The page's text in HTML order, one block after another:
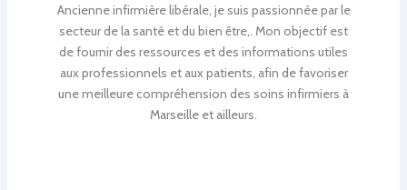
Ancienne infirmière libérale, je suis passionnée par le
secteur de la santé et du bien être,. Mon objectif est
de fournir des ressources et des informations utiles
aux professionnels et aux patients, afin de favoriser
une meilleure compréhension des soins infirmiers à
Marseille et ailleurs.